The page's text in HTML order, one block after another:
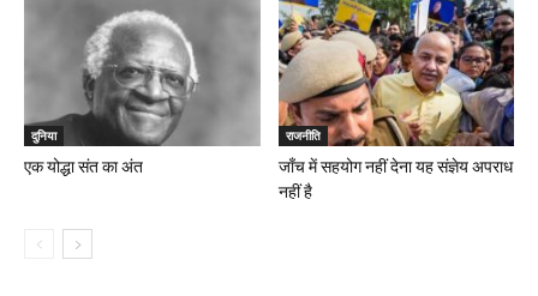
दुनिया
एक योद्धा संत का अंत
राजनीति
जाँच में सहयोग नहीं देना यह संज्ञेय अपराध
नहीं है